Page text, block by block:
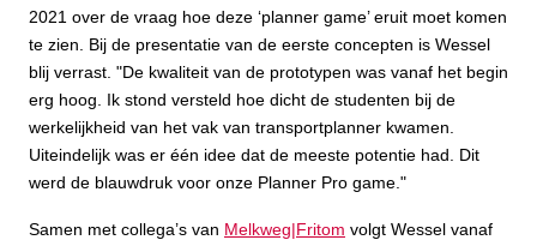
2021 over de vraag hoe deze ‘planner game’ eruit moet komen
te zien. Bij de presentatie van de eerste concepten is Wessel
blij verrast. "De kwaliteit van de prototypen was vanaf het begin
erg hoog. Ik stond versteld hoe dicht de studenten bij de
werkelijkheid van het vak van transportplanner kwamen.
Uiteindelijk was er één idee dat de meeste potentie had. Dit
werd de blauwdruk voor onze Planner Pro game."
Samen met collega’s van Melkweg|Fritom volgt Wessel vanaf